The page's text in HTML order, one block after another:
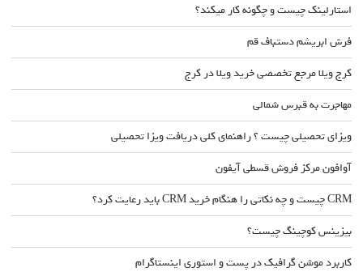
استارلینک چیست و چگونه کار میکند؟
فرش ابریشم دستباف قم
کرج ویلا مرجع تخصصی خرید ویلا در کرج
مهاجرت به قبرس شمالی
ویزای تحصیلی چیست ؟ راهنمای کلی دریافت ویزا تحصیلی
آوافون مرکز فروش قسطی آیفون
CRM چیست و چه نکاتی را هنگام خرید CRM باید رعایت کرد؟
بیزینس کوچینگ چیست؟
کاربرد موشن گرافیک در پست و استوری اینستاگرام